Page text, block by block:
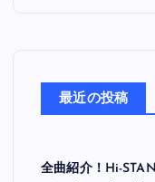
最近の投稿
全曲紹介！Hi-